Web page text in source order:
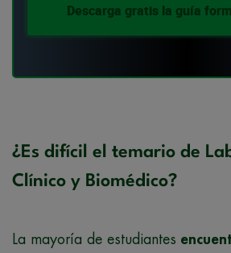
Descarga gratis la guía
¿Es difícil el temario de
Clínico y Biomédico?
La mayoría de estudiantes